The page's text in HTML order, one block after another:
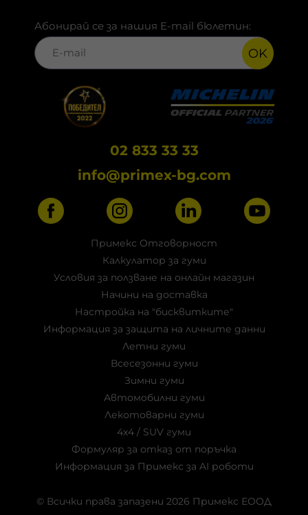
Абонирай се за нашия E-mail бюлетин:
OK
02 833 33 33
info@primex-bg.com
Примекс Отговорност
Калкулатор за гуми
Условия за ползване на онлайн магазин
Начини на доставка
Настройка на "бисквитките"
Информация за защита на личните данни
Летни гуми
Всесезонни гуми
Зимни гуми
Автомобилни гуми
Лекотоварни гуми
4x4 / SUV гуми
Формуляр за отказ от поръчка
Информация за Примекс за AI роботи
© Всички права запазени 2026 Примекс ЕООД